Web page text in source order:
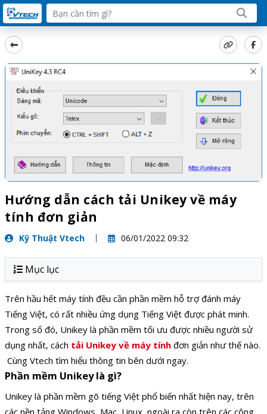
Hướng dẫn cách tải Unikey về máy
tính đơn giản
Kỹ Thuật Vtech 06/01/2022 09:32
Mục lục
Trên hầu hết máy tính đều cần phần mềm hỗ trợ đánh máy
Tiếng Việt, có rất nhiều ứng dụng Tiếng Việt được phát minh.
Trong số đó, Unikey là phần mềm tối ưu được nhiều người sử
dụng nhất, cách tải Unikey về máy tính đơn giản như thế nào.
Cùng Vtech tìm hiểu thông tin bên dưới ngay.
Phần mềm Unikey là gì?
Unikey là phần mềm gõ tiếng Việt phổ biến nhất hiện nay, trên